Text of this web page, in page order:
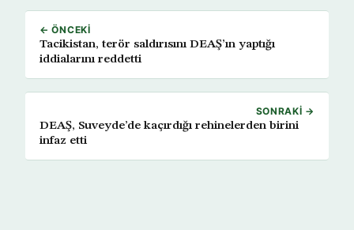
← ÖNCEKI
Tacikistan, terör saldırısını DEAŞ’ın yaptığı
iddialarını reddetti
SONRAKI →
DEAŞ, Suveyde’de kaçırdığı rehinelerden birini
infaz etti